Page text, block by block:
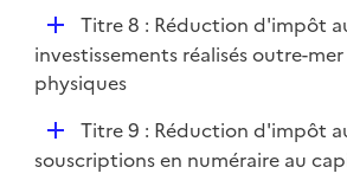
e
r
D
é
p
e
Titre 8 : Réduction d'impôt
investissements réalisés outre-
physiques
D
é
Titre 9 : Réduction d'impôt
souscriptions en numéraire au